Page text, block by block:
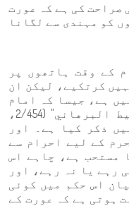
صراحت کی ہے کہ عورت
کو مہندی سے لگانا
کے وقت ہاتھوں پر
کرتکیے، لیکن ان
ہے، جیسا کہ امام
ابن مازہ رحمہ اللہ نے "المحيط البرهاني" (2/454،
ذکر کیا ہے۔ اور
کے لیے احرام سے
مستحب ہے، چاہے اس
رہے یا نہ رہے، اور
اس حکم میں کوئی
ہوتی ہے کہ عورت کے